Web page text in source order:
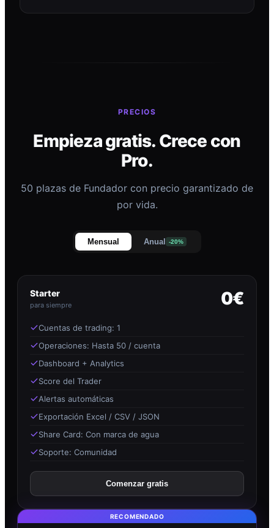
PRECIOS
Empieza gratis. Crece con
Pro.
50 plazas de Fundador con precio garantizado de
por vida.
Mensual Anual -20%
Starter
para siempre 0€
Cuentas de trading: 1
Operaciones: Hasta 50 / cuenta
Dashboard + Analytics
Score del Trader
Alertas automáticas
Exportación Excel / CSV / JSON
Share Card: Con marca de agua
Soporte: Comunidad
Comenzar gratis
RECOMENDADO